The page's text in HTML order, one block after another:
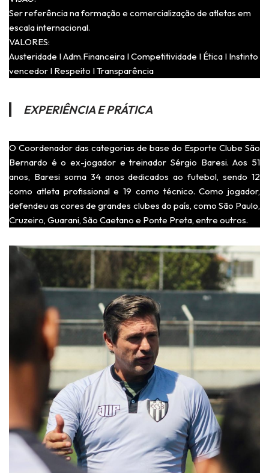
Ser referência na formação e comercialização de atletas em
escala internacional.
VALORES:
Austeridade I Adm.Financeira I Competitividade I Ética I Instinto
vencedor I Respeito I Transparência
EXPERIÊNCIA E PRÁTICA
O Coordenador das categorias de base do Esporte Clube São
Bernardo é o ex-jogador e treinador Sérgio Baresi. Aos 51
anos, Baresi soma 34 anos dedicados ao futebol, sendo 12
como atleta profissional e 19 como técnico. Como jogador,
defendeu as cores de grandes clubes do país, como São Paulo,
Cruzeiro, Guarani, São Caetano e Ponte Preta, entre outros.